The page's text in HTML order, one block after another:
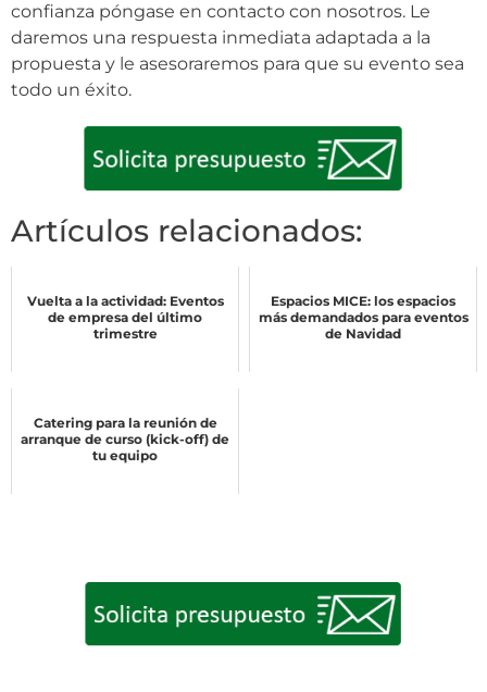
confianza póngase en contacto con nosotros. Le
daremos una respuesta inmediata adaptada a la
propuesta y le asesoraremos para que su evento sea
todo un éxito.
Artículos relacionados:
Vuelta a la actividad: Eventos
de empresa del último
trimestre
Espacios MICE: los espacios
más demandados para eventos
de Navidad
Catering para la reunión de
arranque de curso (kick-off) de
tu equipo